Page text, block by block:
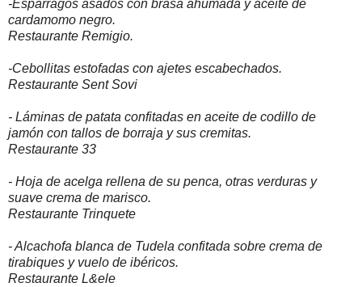
-Espárragos asados con brasa ahumada y aceite de
cardamomo negro.
Restaurante Remigio.
-Cebollitas estofadas con ajetes escabechados.
Restaurante Sent Sovi
- Láminas de patata confitadas en aceite de codillo de
jamón con tallos de borraja y sus cremitas.
Restaurante 33
- Hoja de acelga rellena de su penca, otras verduras y
suave crema de marisco.
Restaurante Trinquete
- Alcachofa blanca de Tudela confitada sobre crema de
tirabiques y vuelo de ibéricos.
Restaurante L&ele